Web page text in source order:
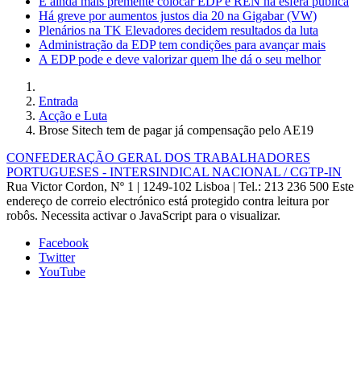
Há greve por aumentos justos dia 20 na Gigabar (VW)
Plenários na TK Elevadores decidem resultados da luta
Administração da EDP tem condições para avançar mais
A EDP pode e deve valorizar quem lhe dá o seu melhor
Entrada
Acção e Luta
Brose Sitech tem de pagar já compensação pelo AE19
CONFEDERAÇÃO GERAL DOS TRABALHADORES
PORTUGUESES - INTERSINDICAL NACIONAL / CGTP-IN
Rua Victor Cordon, Nº 1 | 1249-102 Lisboa | Tel.: 213 236 500 Este
endereço de correio electrónico está protegido contra leitura por
robôs. Necessita activar o JavaScript para o visualizar.
Facebook
Twitter
YouTube